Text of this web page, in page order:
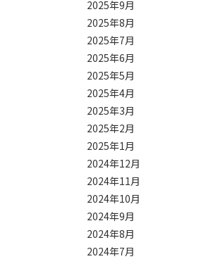
2025年9月
2025年8月
2025年7月
2025年6月
2025年5月
2025年4月
2025年3月
2025年2月
2025年1月
2024年12月
2024年11月
2024年10月
2024年9月
2024年8月
2024年7月